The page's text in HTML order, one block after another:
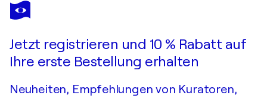
GERLINDE KOSINA
bahnhof - abschied oder ankunft
Jetzt registrieren und 10 % Rabatt auf
Ihre erste Bestellung erhalten
Neuheiten, Empfehlungen von Kuratoren,